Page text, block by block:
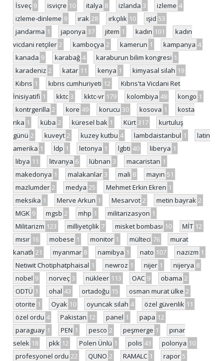
İsveç 9 isviçre 10 italya 8 izlanda 3 izleme 4
izleme-dinleme 9 ırak 28 ırkçılık 10 ışid 53
jandarma 1 japonya 37 jitem 1 kadın 101
kadın
vicdani retçiler 2 kamboçya 2 kamerun 1 kampanya 4
kanada 9 karabağ 4 karaburun bilim kongresi 1
karadeniz 2 katar 11 kenya 1 kimyasal silah 19
Kıbrıs 1 kıbrıs cumhuriyeti 12
Kıbrıs'ta Vicdani Ret
İnisiyatifi 1 kktc 3 kktc-vr 179 kolombiya 48 kongo 1
kontrgerilla 2 kore 49 korucu 30 kosova 1
kosta
rika 1 küba 2 küresel bak 1 Kürt 317
kurtuluş
günü 2 kuveyt 2 kuzey kutbu 4 lambdaistanbul 1
latin
amerika 1 ldp 1 letonya 1 lgbti 40 liberya 1
libya 11 litvanya 6 lübnan 3 macaristan 1
makedonya 1 malakanlar 3 mali 8 mayın 51
mazlumder 2 medya 25 Mehmet Erkin Ekren 1
meksika 1 Merve Arkun 1 Mesarvot 2 metin bayrak 2
MGK 9 mgsb 2 mhp 1 militarizasyon 1
Militarizm 123 milliyetçilik 7 misket bombası 10 MİT 12
mısır 16 mobese 1 monitor 1 mülteci 76
murat
kanatlı 21 myanmar 8 namibya 1 nato 107 nazizm 1
Netiwit Chotiphatphaisal 1 newroz 1 nijer 1 nijerya 8
nobel 9 norveç 3 nükleer 113 OAC 9 obama 2
ODTÜ 1 ohal 43 ortadoğu 15 osman murat ülke 2
otorite 1 Oyak 10 oyuncak silah 4 özel güvenlik 11
özel ordu 4 Pakistan 12 panel 1 papa 12
paraguay 1 PEN 1 pesco 2 peşmerge 1
pınar
selek 18 pkk 12 Polen Ünlü 1 polis 43 polonya 10
profesyonel ordu 22 QUNO 2 RAMALC 1 rapor 5